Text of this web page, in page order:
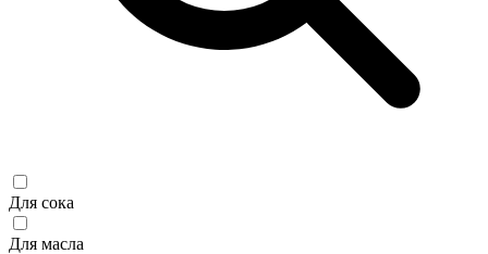
Для сока
Для масла